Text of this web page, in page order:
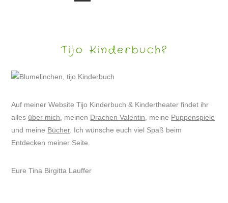
Tijo Kinderbuch?
Auf meiner Website Tijo Kinderbuch & Kindertheater findet ihr
alles über mich , meinen Drachen Valentin , meine Puppenspiele
und meine Bücher. Ich wünsche euch viel Spaß beim
Entdecken meiner Seite.
Eure Tina Birgitta Lauffer